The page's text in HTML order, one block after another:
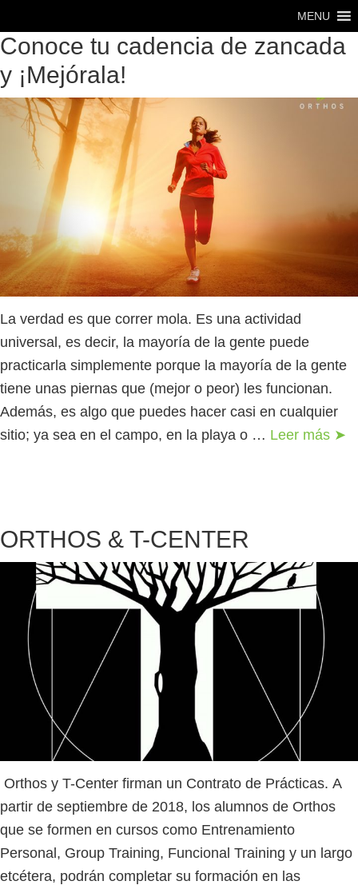
al
contenido
principal
al
pie
de
página
MENU
Conoce tu cadencia de zancada
y ¡Mejórala!
La verdad es que correr mola. Es una actividad
universal, es decir, la mayoría de la gente puede
practicarla simplemente porque la mayoría de la gente
tiene unas piernas que (mejor o peor) les funcionan.
Además, es algo que puedes hacer casi en cualquier
sitio; ya sea en el campo, en la playa o … Leer más ➤
ORTHOS & T-CENTER
Orthos y T-Center firman un Contrato de Prácticas. A
partir de septiembre de 2018, los alumnos de Orthos
que se formen en cursos como Entrenamiento
Personal, Group Training, Funcional Training y un largo
etcétera, podrán completar su formación en las